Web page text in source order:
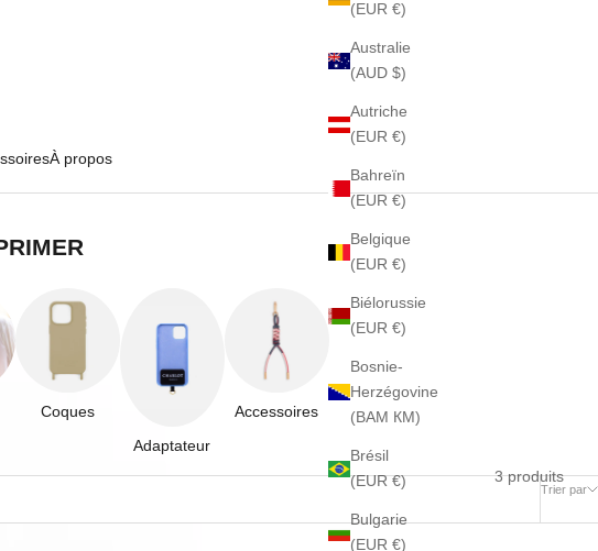
À propos
(EUR €)
Australie
(AUD $)
Autriche
(EUR €)
Bahreïn
(EUR €)
Belgique
(EUR €)
Biélorussie
(EUR €)
Bosnie-
Herzégovine
(BAM КМ)
Brésil
(EUR €)
Bulgarie
(EUR €)
Coques
Adaptateur
Accessoires
Trier par
3 produits